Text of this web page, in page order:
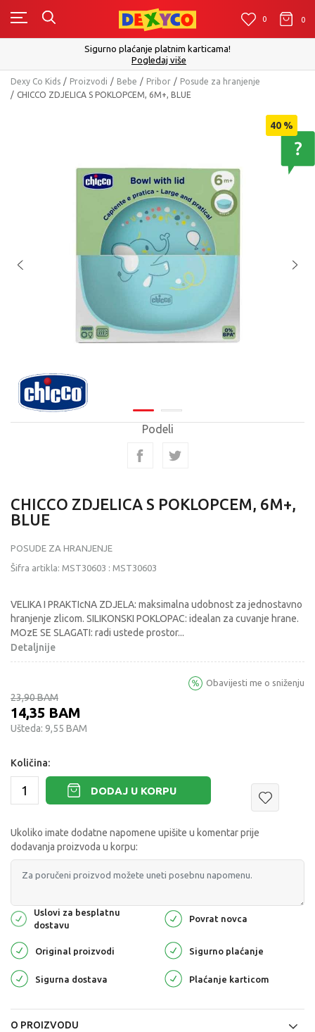
0 0
Sigurno plaćanje platnim karticama!
Pogledaj više
Dexy Co Kids Proizvodi Bebe Pribor
Posude za hranjenje
CHICCO ZDJELICA S POKLOPCEM, 6M+, BLUE
40 %
Podeli
CHICCO ZDJELICA S POKLOPCEM, 6M+,
BLUE
POSUDE ZA HRANJENJE
Šifra artikla: MST30603 : MST30603
VELIKA I PRAKTIcNA ZDJELA: maksimalna udobnost za jednostavno
hranjenje zlicom. SILIKONSKI POKLOPAC: idealan za cuvanje hrane.
MOzE SE SLAGATI: radi ustede prostor...
Detaljnije
23,90BAM
14,35 BAM
Ušteda: 9,55 BAM
Obavijesti me o sniženju
Količina:
DODAJ U KORPU
Ukoliko imate dodatne napomene upišite u komentar prije
dodavanja proizvoda u korpu:
Uslovi za besplatnu
dostavu
Povrat novca
Original proizvodi Sigurno plaćanje
Sigurna dostava Plaćanje karticom
O PROIZVODU